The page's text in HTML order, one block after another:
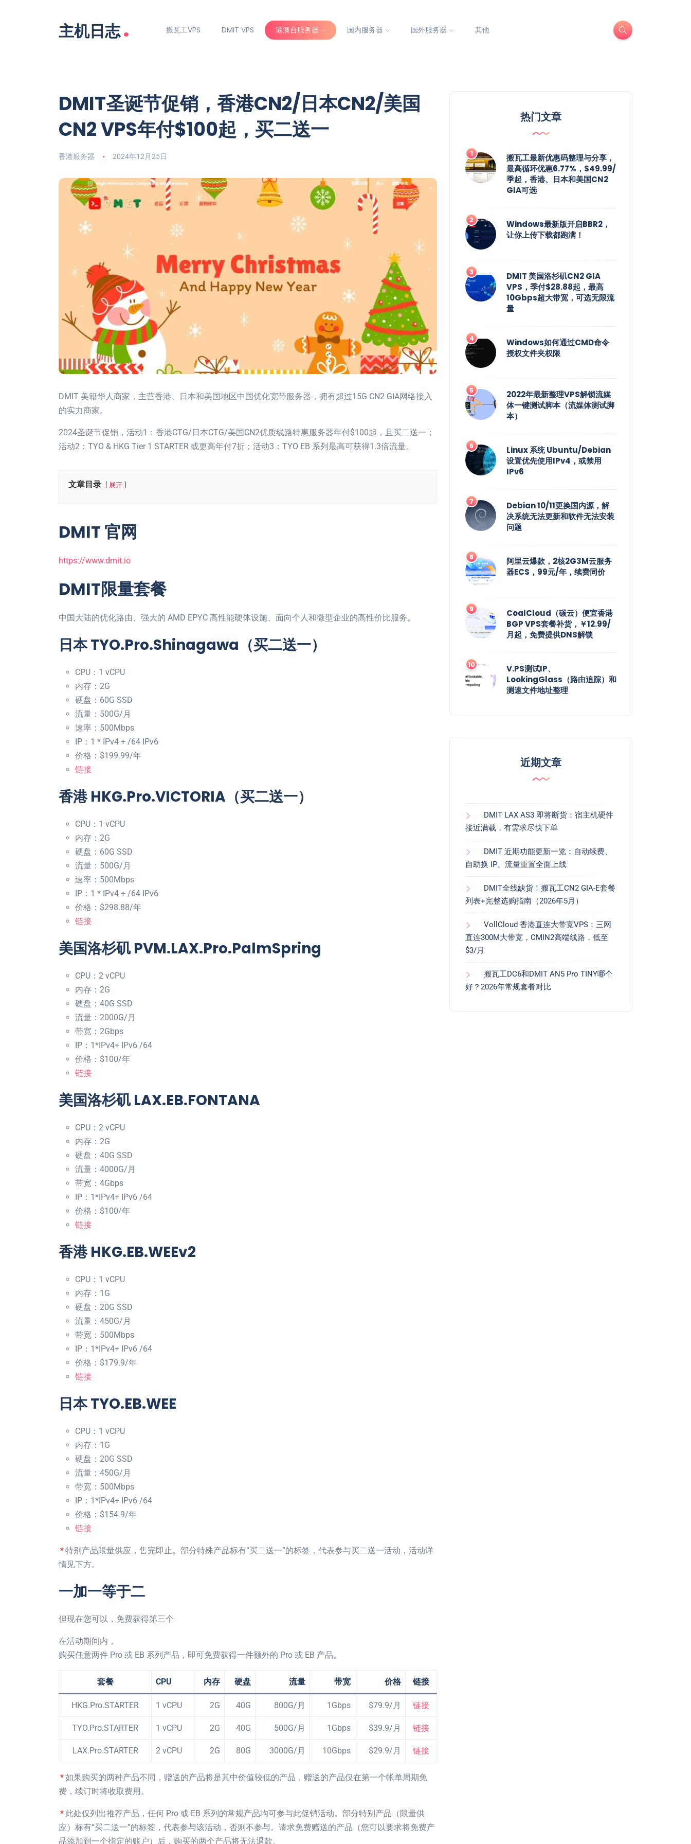
主机日志. 搬瓦工VPS DMIT VPS 港澳台服务器 国内服务器 国外服务器 其他
DMIT圣诞节促销，香港CN2/日本CN2/美国
CN2 VPS年付$100起，买二送一
香港服务器 2024年12月25日
DMIT 美籍华人商家，主营香港、日本和美国地区中国优化宽带服务器，拥有超过15G CN2 GIA网络接入
的实力商家。
2024圣诞节促销，活动1：香港CTG/日本CTG/美国CN2优质线路特惠服务器年付$100起，且买二送一；
活动2：TYO & HKG Tier 1 STARTER 或更高年付7折；活动3：TYO EB 系列最高可获得1.3倍流量。
文章目录 展开
DMIT 官网
https://www.dmit.io
DMIT限量套餐
中国大陆的优化路由、强大的 AMD EPYC 高性能硬体设施、面向个人和微型企业的高性价比服务。
日本 TYO.Pro.Shinagawa（买二送一）
CPU：1 vCPU
内存：2G
硬盘：60G SSD
流量：500G/月
速率：500Mbps
IP：1 * IPv4 + /64 IPv6
价格：$199.99/年
链接
香港 HKG.Pro.VICTORIA（买二送一）
CPU：1 vCPU
内存：2G
硬盘：60G SSD
流量：500G/月
速率：500Mbps
IP：1 * IPv4 + /64 IPv6
价格：$298.88/年
链接
美国洛杉矶 PVM.LAX.Pro.PalmSpring
CPU：2 vCPU
内存：2G
硬盘：40G SSD
流量：2000G/月
带宽：2Gbps
IP：1*IPv4+ IPv6 /64
价格：$100/年
链接
美国洛杉矶 LAX.EB.FONTANA
CPU：2 vCPU
内存：2G
硬盘：40G SSD
流量：4000G/月
带宽：4Gbps
IP：1*IPv4+ IPv6 /64
价格：$100/年
链接
香港 HKG.EB.WEEv2
CPU：1 vCPU
内存：1G
硬盘：20G SSD
流量：450G/月
带宽：500Mbps
IP：1*IPv4+ IPv6 /64
价格：$179.9/年
链接
日本 TYO.EB.WEE
CPU：1 vCPU
内存：1G
硬盘：20G SSD
流量：450G/月
带宽：500Mbps
IP：1*IPv4+ IPv6 /64
价格：$154.9/年
链接
*特别产品限量供应，售完即止。部分特殊产品标有“买二送一”的标签，代表参与买二送一活动，活动详
情见下方。
一加一等于二
但现在您可以，免费获得第三个
在活动期间内，
购买任意两件 Pro 或 EB 系列产品，即可免费获得一件额外的 Pro 或 EB 产品。
套餐 CPU 内存 硬盘 流量 带宽 价格 链接
HKG.Pro.STARTER 1 vCPU 2G 40G 800G/月 1Gbps $79.9/月 链接
TYO.Pro.STARTER 1 vCPU 2G 40G 500G/月 1Gbps $39.9/月 链接
LAX.Pro.STARTER 2 vCPU 2G 80G 3000G/月 10Gbps $29.9/月 链接
*如果购买的两种产品不同，赠送的产品将是其中价值较低的产品，赠送的产品仅在第一个帐单周期免
费，续订时将收取费用。
* 此处仅列出推荐产品，任何 Pro 或 EB 系列的常规产品均可参与此促销活动。部分特别产品（限量供
应）标有“买二送一”的标签，代表参与该活动，否则不参与。请求免费赠送的产品（您可以要求将免费产
品添加到一个指定的账户）后，购买的两个产品将无法退款。
热门文章
搬瓦工最新优惠码整理与分享，
最高循环优惠6.77%，$49.99/
季起，香港、日本和美国CN2
GIA可选
Windows最新版开启BBR2，
让你上传下载都跑满！
DMIT 美国洛杉矶CN2 GIA
VPS，季付$28.88起，最高
10Gbps超大带宽，可选无限流
量
Windows如何通过CMD命令
授权文件夹权限
2022年最新整理VPS解锁流媒
体一键测试脚本（流媒体测试脚
本）
Linux 系统 Ubuntu/Debian
设置优先使用IPv4，或禁用
IPv6
Debian 10/11更换国内源，解
决系统无法更新和软件无法安装
问题
阿里云爆款，2核2G3M云服务
器ECS，99元/年，续费同价
CoalCloud（碳云）便宜香港
BGP VPS套餐补货，￥12.99/
月起，免费提供DNS解锁
V.PS测试IP、
LookingGlass（路由追踪）和
测速文件地址整理
近期文章
DMIT LAX AS3 即将断货：宿主机硬件
接近满载，有需求尽快下单
DMIT 近期功能更新一览：自动续费、
自助换 IP、流量重置全面上线
DMIT全线缺货！搬瓦工CN2 GIA-E套餐
列表+完整选购指南（2026年5月）
VollCloud 香港直连大带宽VPS：三网
直连300M大带宽，CMIN2高端线路，低至
$3/月
搬瓦工DC6和DMIT AN5 Pro TINY哪个
好？2026年常规套餐对比